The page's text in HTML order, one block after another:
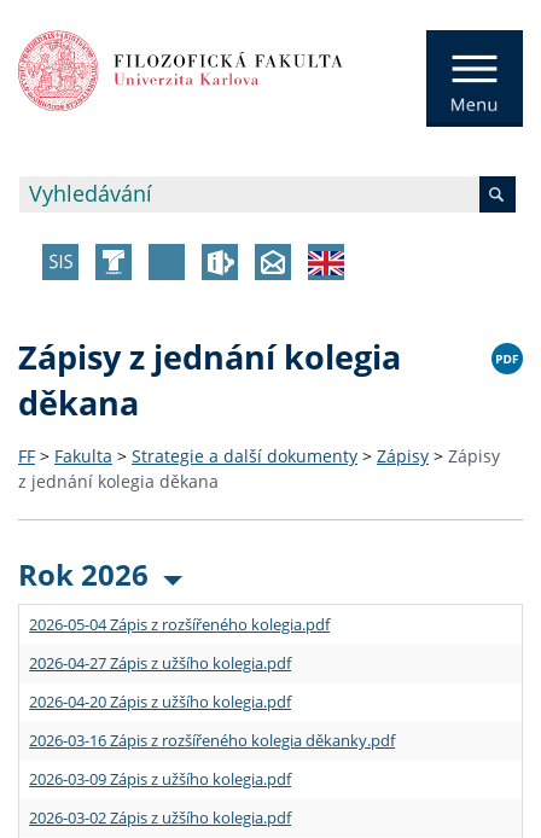
Zápisy z jednání kolegia
děkana
FF > Fakulta > Strategie a další dokumenty > Zápisy > Zápisy
z jednání kolegia děkana
Rok 2026
2026-05-04 Zápis z rozšířeného kolegia.pdf
2026-04-27 Zápis z užšího kolegia.pdf
2026-04-20 Zápis z užšího kolegia.pdf
2026-03-16 Zápis z rozšířeného kolegia děkanky.pdf
2026-03-09 Zápis z užšího kolegia.pdf
2026-03-02 Zápis z užšího kolegia.pdf